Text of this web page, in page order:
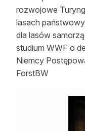
Edukacja
Lasy prywatne
O nas
100 lat
rozwojowe
lasach
dla lasów
studium WWF o
Niemcy
ForstBW